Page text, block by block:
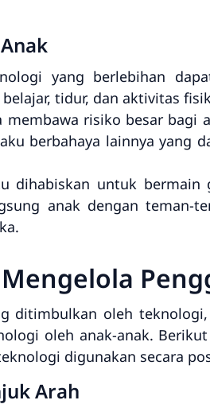
yang berlebihan
tidur, dan aktivitas
risiko besar bagi
berbahaya lainnya yang
dihabiskan untuk
anak dengan teman-
ditimbulkan oleh
oleh anak-anak.
digunakan secara
Arah